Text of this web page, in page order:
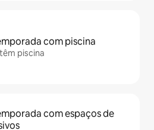
com piscina
piscina
com espaços de